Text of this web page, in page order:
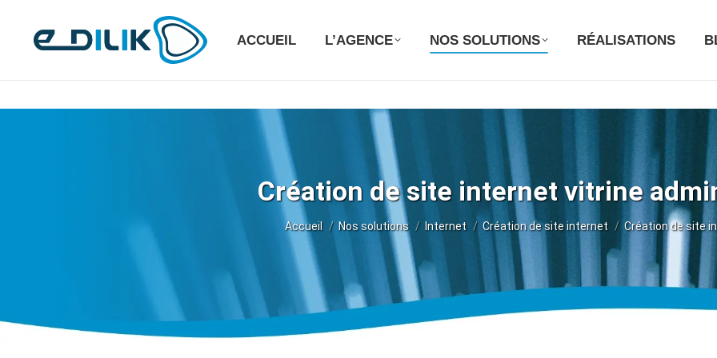
ACCUEIL L’AGENCE NOS SOLUTIONS RÉALISATIONS
Création de site internet vitrine
Vous êtes ici :
Accueil Nos solutions Internet Création de site internet Création de site